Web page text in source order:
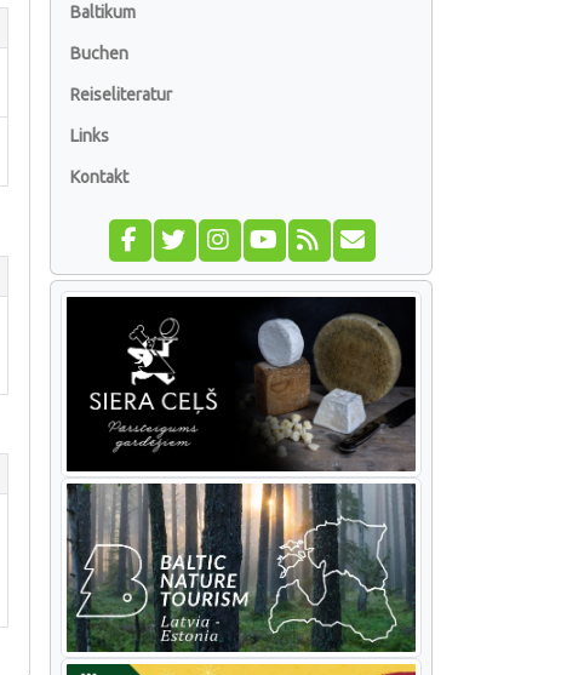
Baltikum
Buchen
Reiseliteratur
Links
Kontakt